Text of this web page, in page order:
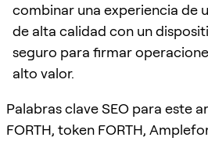
combinar una experiencia de
de alta calidad con un
seguro para firmar
alto valor.
Palabras clave SEO para este
FORTH, token FORTH,